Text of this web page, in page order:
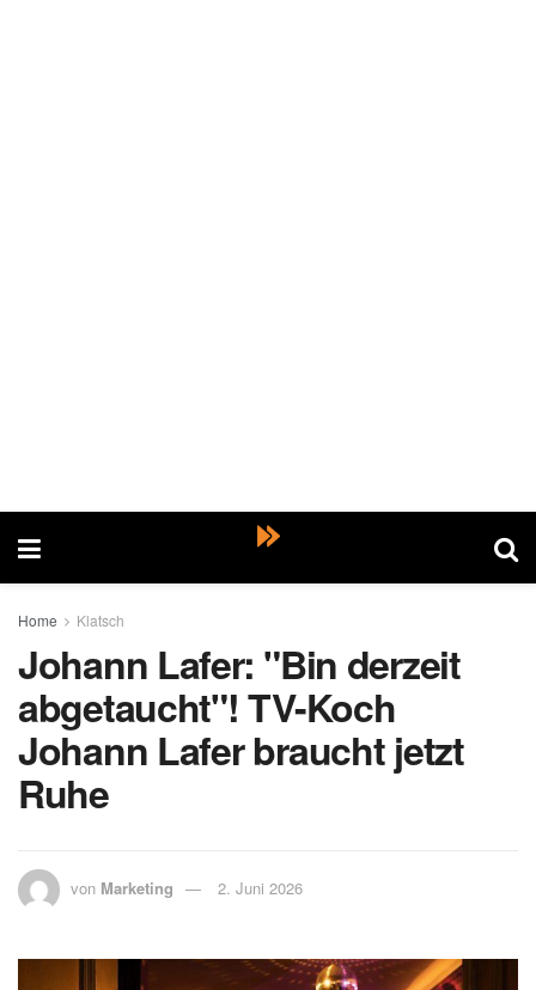
Home Klatsch
Johann Lafer: "Bin derzeit
abgetaucht"! TV-Koch
Johann Lafer braucht jetzt
Ruhe
von Marketing 2. Juni 2026